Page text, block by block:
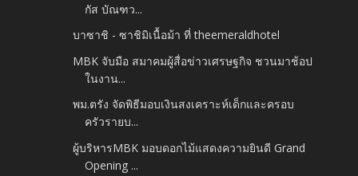
กัส บัณฑว...
บาซาชิ - ซาชิมิเนื้อม้า ที่ theemeraldhotel
MBK จับมือ สมาคมผู้สื่อข่าวเศรษฐกิจ ชวนมาช้อป
ในงาน...
พม.ตรัง จัดพิธีมอบเงินสงเคราะห์เด็กและครอบ
ครัวรายบ...
ผู้บริหารMBK มอบดอกไม้แสดงความยินดี Grand
Opening ...